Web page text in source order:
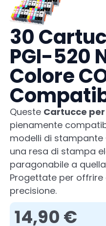
30
PGI-520
Colore
Queste Cartucce
pienamente
modelli di stampante
una resa di stampa
paragonabile a
Progettate per
precisione.
14,90 €